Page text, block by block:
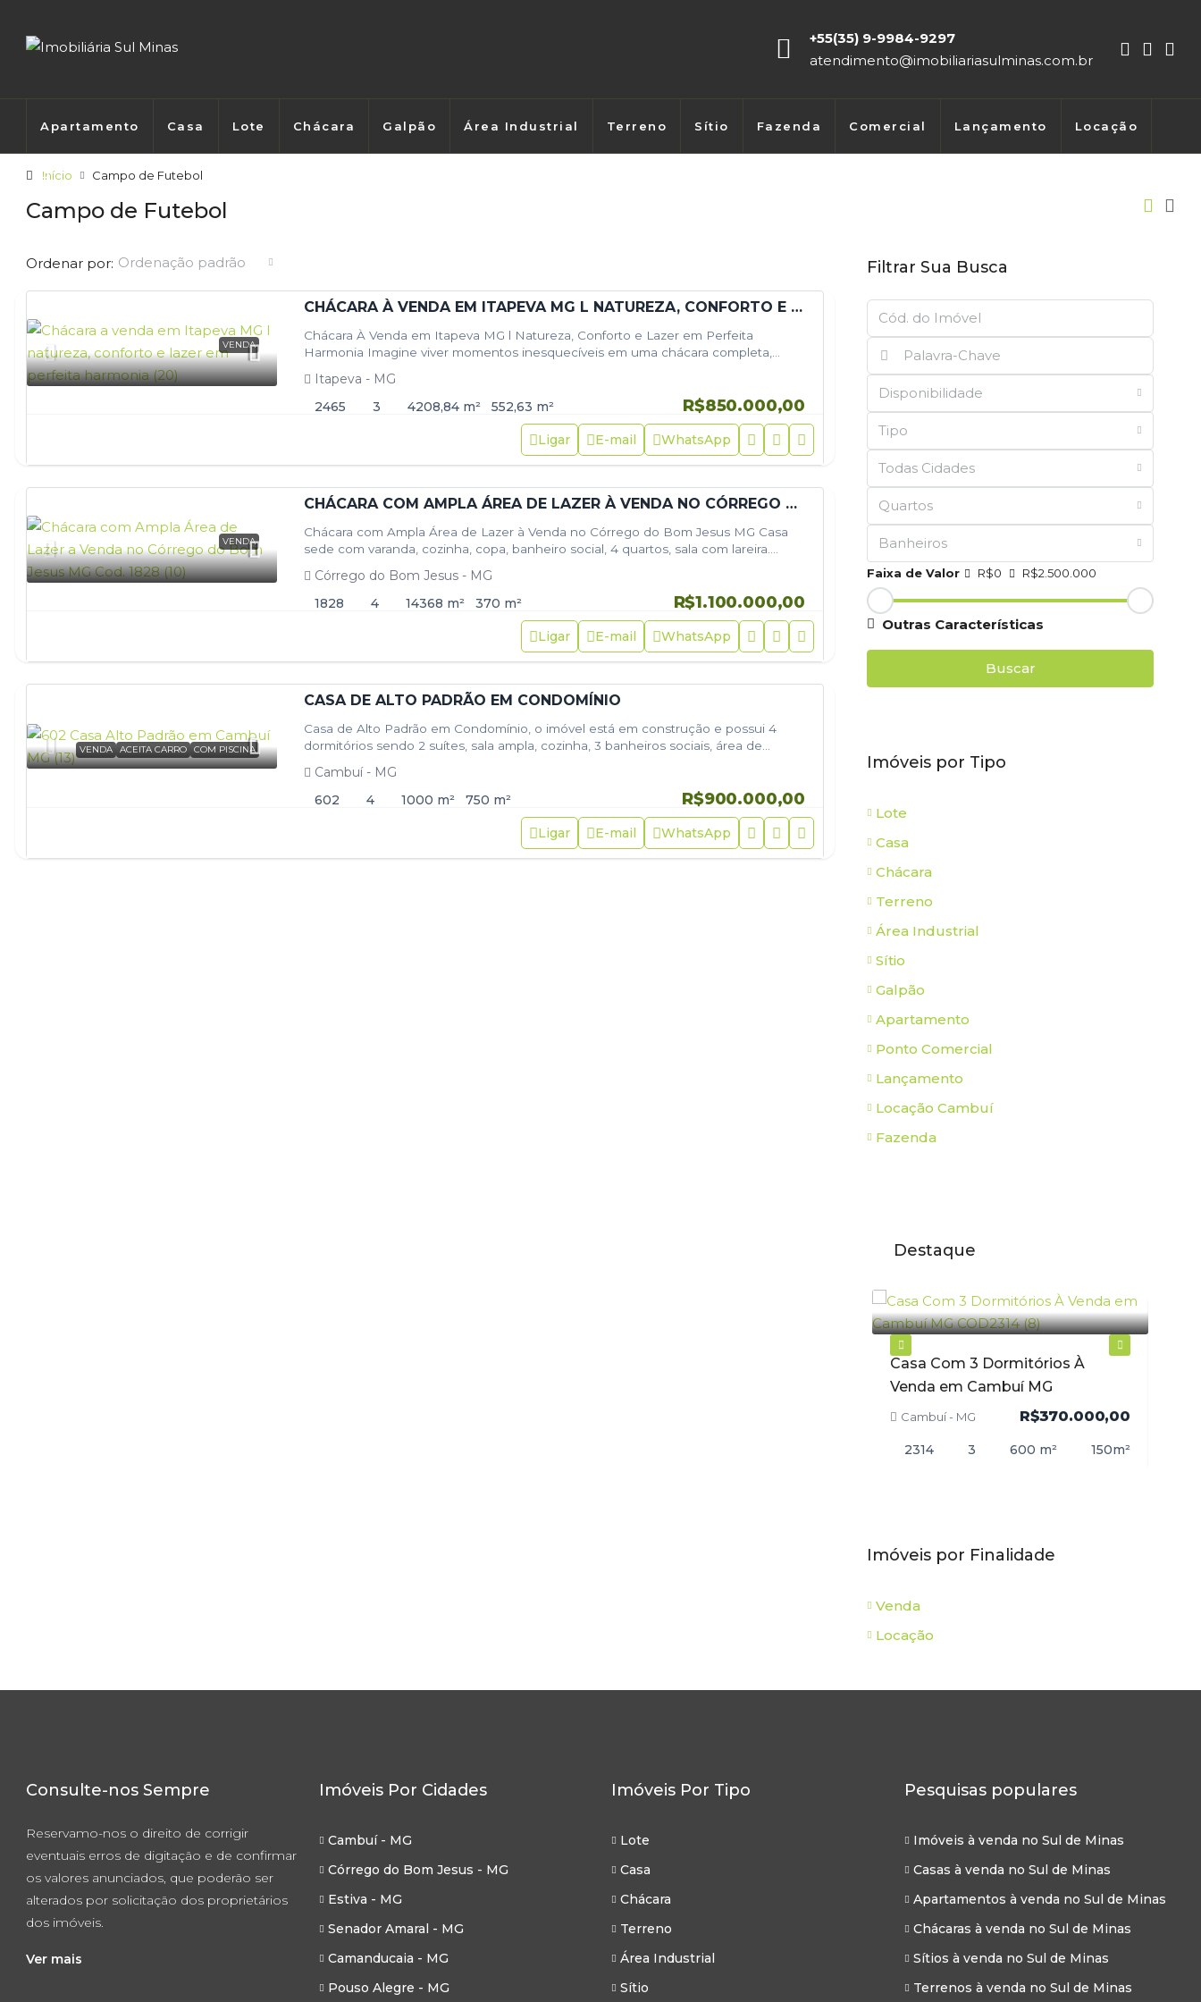
+55(35) 9-9984-9297
atendimento@imobiliariasulminas.com.br
Apartamento Casa Lote Chácara Galpão Área Industrial Terreno Sítio Fazenda Comercial Lançamento Locação
Início Campo de Futebol
Campo de Futebol
Ordenar por: Ordenação padrão
VENDA
CHÁCARA À VENDA EM ITAPEVA MG L NATUREZA, CONFORTO E LAZER EM PERFEITA HARMONIA
Chácara À Venda em Itapeva MG l Natureza, Conforto e Lazer em Perfeita
Harmonia Imagine viver momentos inesquecíveis em uma chácara completa,
Itapeva - MG
2465
3 4208,84 m² 552,63 m² R$850.000,00
Ligar E-mail WhatsApp
VENDA
CHÁCARA COM AMPLA ÁREA DE LAZER À VENDA NO CÓRREGO DO BOM JESUS MG
Chácara com Ampla Área de Lazer à Venda no Córrego do Bom Jesus MG Casa
sede com varanda, cozinha, copa, banheiro social, 4 quartos, sala com lareira.
Córrego do Bom Jesus - MG
1828
4 14368 m² 370 m² R$1.100.000,00
Ligar E-mail WhatsApp
VENDA ACEITA CARRO COM PISCINA
CASA DE ALTO PADRÃO EM CONDOMÍNIO
Casa de Alto Padrão em Condomínio, o imóvel está em construção e possui 4
dormitórios sendo 2 suítes, sala ampla, cozinha, 3 banheiros sociais, área de
Cambuí - MG
602
4 1000 m² 750 m² R$900.000,00
Ligar E-mail WhatsApp
Filtrar Sua Busca
Disponibilidade
Tipo
Todas Cidades
Quartos
Banheiros
Faixa de Valor R$0 R$2.500.000
Outras Características
Buscar
Imóveis por Tipo
Lote
Casa
Chácara
Terreno
Área Industrial
Sítio
Galpão
Apartamento
Ponto Comercial
Lançamento
Locação Cambuí
Fazenda
Destaque
Casa Com 3 Dormitórios À
Venda em Cambuí MG
Cambuí - MG R$370.000,00
2314 3 600 m² 150m²
Imóveis por Finalidade
Venda
Locação
Consulte-nos Sempre
Reservamo-nos o direito de corrigir
eventuais erros de digitação e de confirmar
os valores anunciados, que poderão ser
alterados por solicitação dos proprietários
dos imóveis.
Ver mais
Imóveis Por Cidades
Cambuí - MG
Córrego do Bom Jesus - MG
Estiva - MG
Senador Amaral - MG
Camanducaia - MG
Pouso Alegre - MG
Imóveis Por Tipo
Lote
Casa
Chácara
Terreno
Área Industrial
Sítio
Pesquisas populares
Imóveis à venda no Sul de Minas
Casas à venda no Sul de Minas
Apartamentos à venda no Sul de Minas
Chácaras à venda no Sul de Minas
Sítios à venda no Sul de Minas
Terrenos à venda no Sul de Minas